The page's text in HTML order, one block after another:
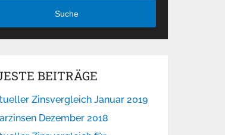
Suche
BEITRÄGE
Zinsvergleich Januar 2019
Dezember 2018